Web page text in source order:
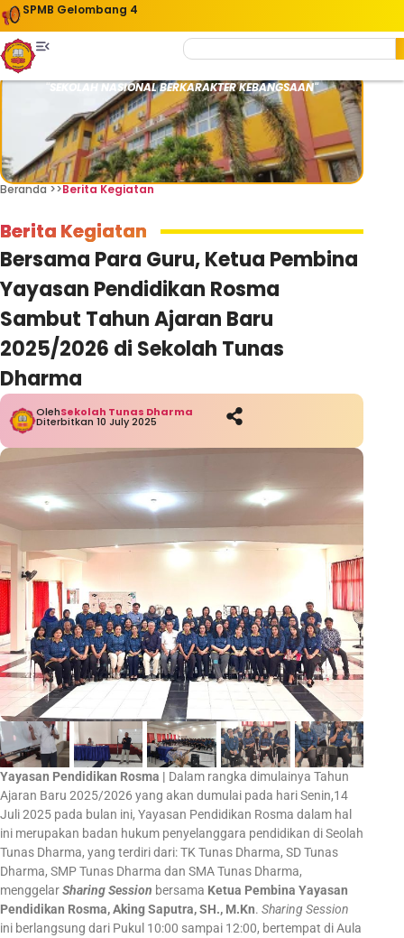
SPMB Gelombang 4
"SEKOLAH NASIONAL BERKARAKTER KEBANGSAAN"
Beranda >>Berita Kegiatan
Berita Kegiatan
Bersama Para Guru, Ketua Pembina
Yayasan Pendidikan Rosma
Sambut Tahun Ajaran Baru
2025/2026 di Sekolah Tunas
Dharma
OlehSekolah Tunas Dharma
Diterbitkan 10 July 2025
Yayasan Pendidikan Rosma | Dalam rangka dimulainya Tahun
Ajaran Baru 2025/2026 yang akan dumulai pada hari Senin,14
Juli 2025 pada bulan ini, Yayasan Pendidikan Rosma dalam hal
ini merupakan badan hukum penyelanggara pendidikan di Seolah
Tunas Dharma, yang terdiri dari: TK Tunas Dharma, SD Tunas
Dharma, SMP Tunas Dharma dan SMA Tunas Dharma,
menggelarSharing Session bersama Ketua Pembina Yayasan
Pendidikan Rosma, Aking Saputra, SH., M.Kn. Sharing Session
ini berlangsung dari Pukul 10:00 sampai 12:00, bertempat di Aula